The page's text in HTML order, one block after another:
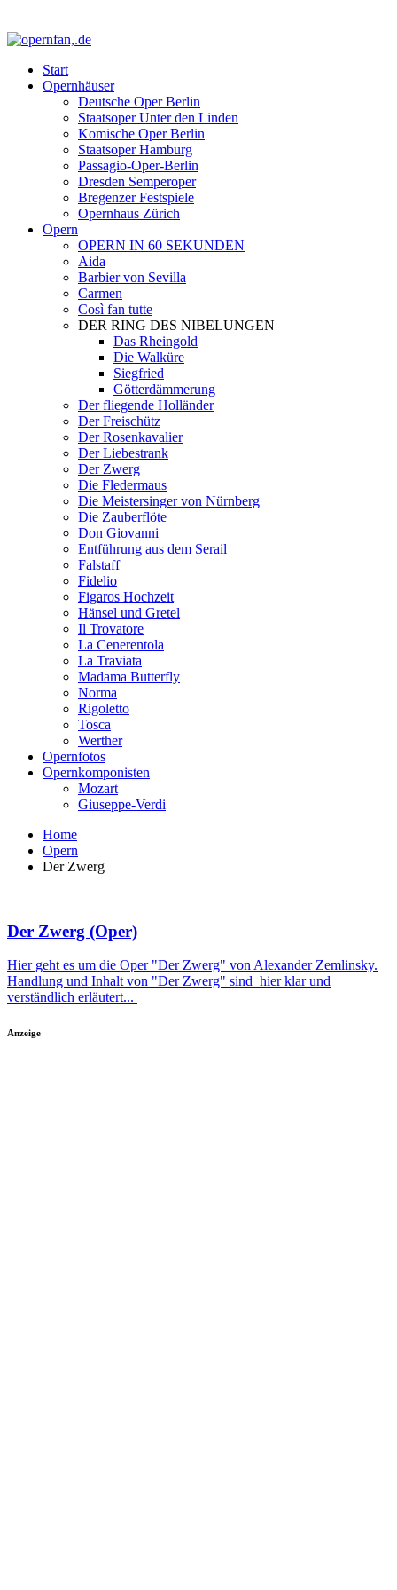
Start
Opernhäuser
Deutsche Oper Berlin
Staatsoper Unter den Linden
Komische Oper Berlin
Staatsoper Hamburg
Passagio-Oper-Berlin
Dresden Semperoper
Bregenzer Festspiele
Opernhaus Zürich
Opern
OPERN IN 60 SEKUNDEN
Aida
Barbier von Sevilla
Carmen
Così fan tutte
DER RING DES NIBELUNGEN
Das Rheingold
Die Walküre
Siegfried
Götterdämmerung
Der fliegende Holländer
Der Freischütz
Der Rosenkavalier
Der Liebestrank
Der Zwerg
Die Fledermaus
Die Meistersinger von Nürnberg
Die Zauberflöte
Don Giovanni
Entführung aus dem Serail
Falstaff
Fidelio
Figaros Hochzeit
Hänsel und Gretel
Il Trovatore
La Cenerentola
La Traviata
Madama Butterfly
Norma
Rigoletto
Tosca
Werther
Opernfotos
Opernkomponisten
Mozart
Giuseppe-Verdi
Home
Opern
Der Zwerg
Der Zwerg (Oper)
Hier geht es um die Oper "Der Zwerg" von Alexander Zemlinsky.
Handlung und Inhalt von "Der Zwerg" sind hier klar und
verständlich erläutert...
Anzeige